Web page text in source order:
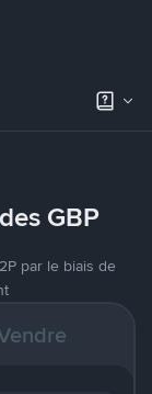
GBP
par le biais de